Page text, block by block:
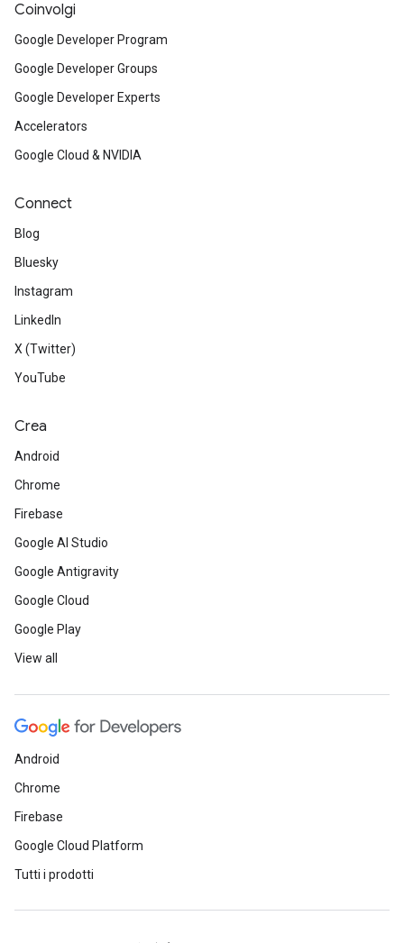
Coinvolgi
Google Developer Program
Google Developer Groups
Google Developer Experts
Accelerators
Google Cloud & NVIDIA
Connect
Blog
Bluesky
Instagram
LinkedIn
X (Twitter)
YouTube
Crea
Android
Chrome
Firebase
Google AI Studio
Google Antigravity
Google Cloud
Google Play
View all
Android
Chrome
Firebase
Google Cloud Platform
Tutti i prodotti